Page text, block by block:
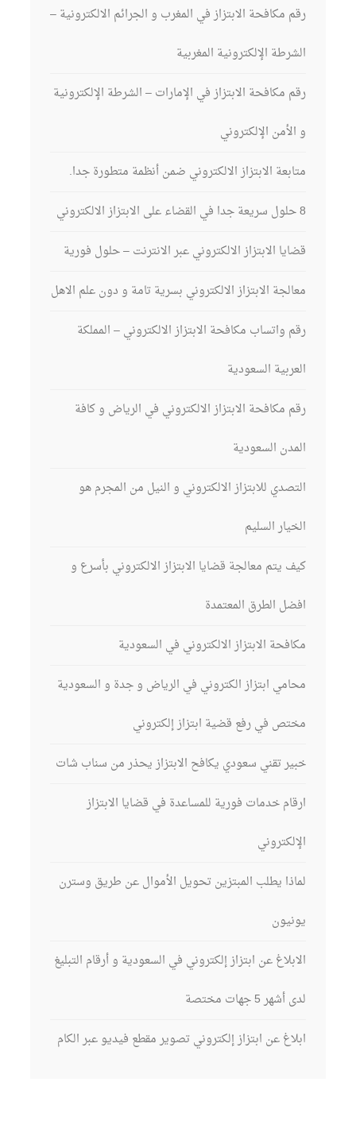
رقم مكافحة الابتزاز في المغرب و الجرائم الالكترونية –
الشرطة الإلكترونية المغربية
رقم مكافحة الابتزاز في الإمارات – الشرطة الإلكترونية
و الأمن الإلكتروني
متابعة الابتزاز الالكتروني ضمن أنظمة متطورة جدا.
8 حلول سريعة جدا في القضاء على الابتزاز الالكتروني
قضايا الابتزاز الالكتروني عبر الانترنت – حلول فورية
معالجة الابتزاز الالكتروني بسرية تامة و دون علم الاهل
رقم واتساب مكافحة الابتزاز الالكتروني – المملكة
العربية السعودية
رقم مكافحة الابتزاز الالكتروني في الرياض و كافة
المدن السعودية
التصدي للابتزاز الالكتروني و النيل من المجرم هو
الخيار السليم
كيف يتم معالجة قضايا الابتزاز الالكتروني بأسرع و
افضل الطرق المعتمدة
مكافحة الابتزاز الالكتروني في السعودية
محامي ابتزاز الكتروني في الرياض و جدة و السعودية
مختص في رفع قضية ابتزاز إلكتروني
خبير تقني سعودي يكافح الابتزاز يحذر من سناب شات
ارقام خدمات فورية للمساعدة في قضايا الابتزاز
الإلكتروني
لماذا يطلب المبتزين تحويل الأموال عن طريق وسترن
يونيون
الابلاغ عن ابتزاز إلكتروني في السعودية و أرقام التبليغ
لدى أشهر 5 جهات مختصة
ابلاغ عن ابتزاز إلكتروني تصوير مقطع فيديو عبر الكام